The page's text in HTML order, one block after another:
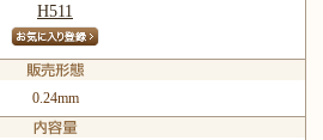
H511
0.24mm